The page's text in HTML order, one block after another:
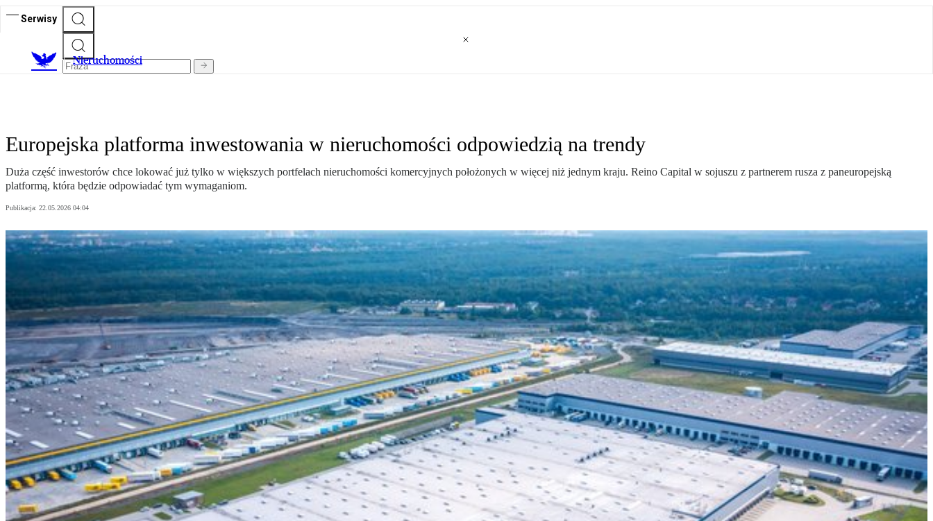
Serwisy
Nieruchomości
Europejska platforma inwestowania w nieruchomości odpowiedzią na trendy
Duża część inwestorów chce lokować już tylko w większych portfelach nieruchomości komercyjnych położonych w więcej niż jednym kraju. Reino Capital w sojuszu z partnerem rusza z paneuropejską
platformą, która będzie odpowiadać tym wymaganiom.
Publikacja: 22.05.2026 04:04